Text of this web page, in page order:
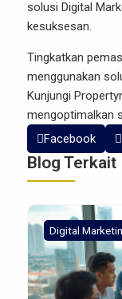
solusi Digital
kesuksesan.
Tingkatkan
menggunakan
Kunjungi
mengoptimalkan
Facebook
Blog Terkait
Digital